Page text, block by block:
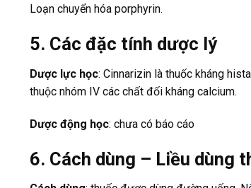
Loạn chuyển hóa porphyrin.
5. Các đặc tính dược lý
Dược lực học: Cinnarizin là thuốc kháng
thuộc nhóm IV các chất đối kháng calcium.
Dược động học: chưa có báo cáo
6. Cách dùng – Liều dùng